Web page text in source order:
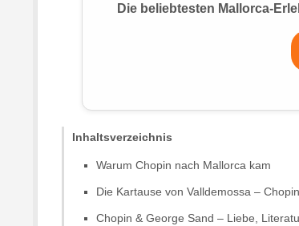
Die beliebtesten Mallorca-
Inhaltsverzeichnis
Warum Chopin nach Mallorca kam
Die Kartause von Valldemossa –
Chopin & George Sand – Liebe,